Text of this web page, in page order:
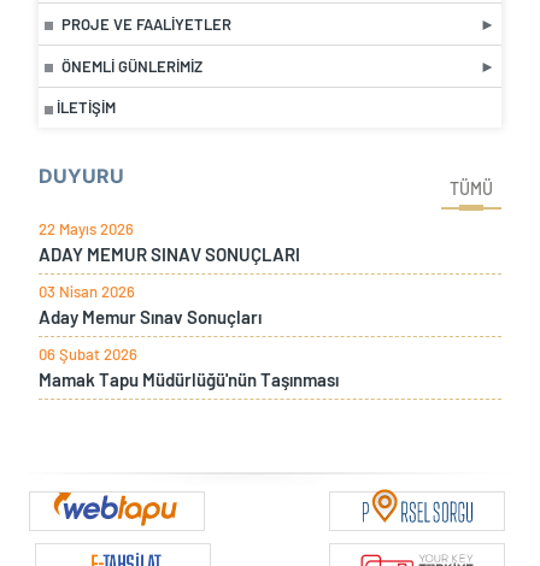
PROJE VE FAALIYETLER
ÖNEMLI GÜNLERIMIZ
İLETIŞIM
DUYURU
TÜMÜ
22 Mayıs 2026
ADAY MEMUR SINAV SONUÇLARI
03 Nisan 2026
Aday Memur Sınav Sonuçları
06 Şubat 2026
Mamak Tapu Müdürlüğü'nün Taşınması